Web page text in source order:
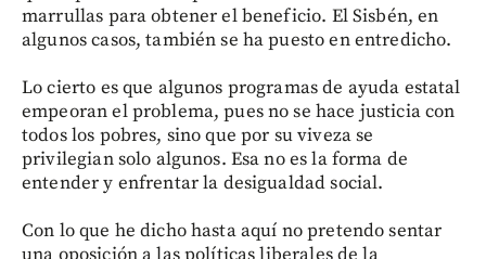
marrullas para obtener el beneficio. El Sisbén, en
algunos casos, también se ha puesto en entredicho.
Lo cierto es que algunos programas de ayuda estatal
empeoran el problema, pues no se hace justicia con
todos los pobres, sino que por su viveza se
privilegian solo algunos. Esa no es la forma de
entender y enfrentar la desigualdad social.
Con lo que he dicho hasta aquí no pretendo sentar
una oposición a las políticas liberales de la